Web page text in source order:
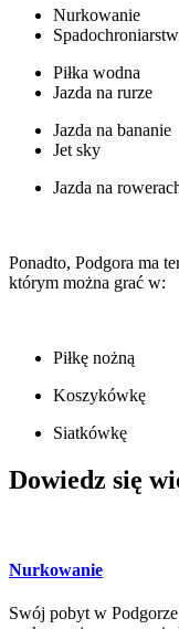
Nurkowanie
Piłka wodna
Jazda na rurze
Jazda na bananie
Jet sky
Jazda na
Ponadto, Podgora ma
którym można grać w:
Piłkę nożną
Koszykówkę
Siatkówkę
Dowiedz się
Nurkowanie
Swój pobyt w